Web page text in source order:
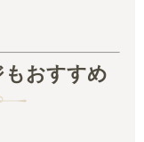
おすすめ